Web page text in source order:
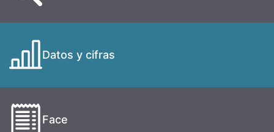
Datos y cifras
Face